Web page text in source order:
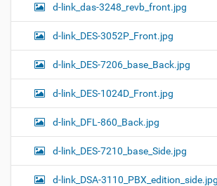
d-link_das-3248_revb_front.jpg
d-link_DES-3052P_Front.jpg
d-link_DES-7206_base_Back.jpg
d-link_DES-1024D_Front.jpg
d-link_DFL-860_Back.jpg
d-link_DES-7210_base_Side.jpg
d-link_DSA-3110_PBX_edition_side.jpg